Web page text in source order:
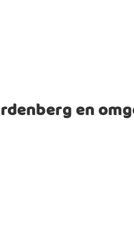
en